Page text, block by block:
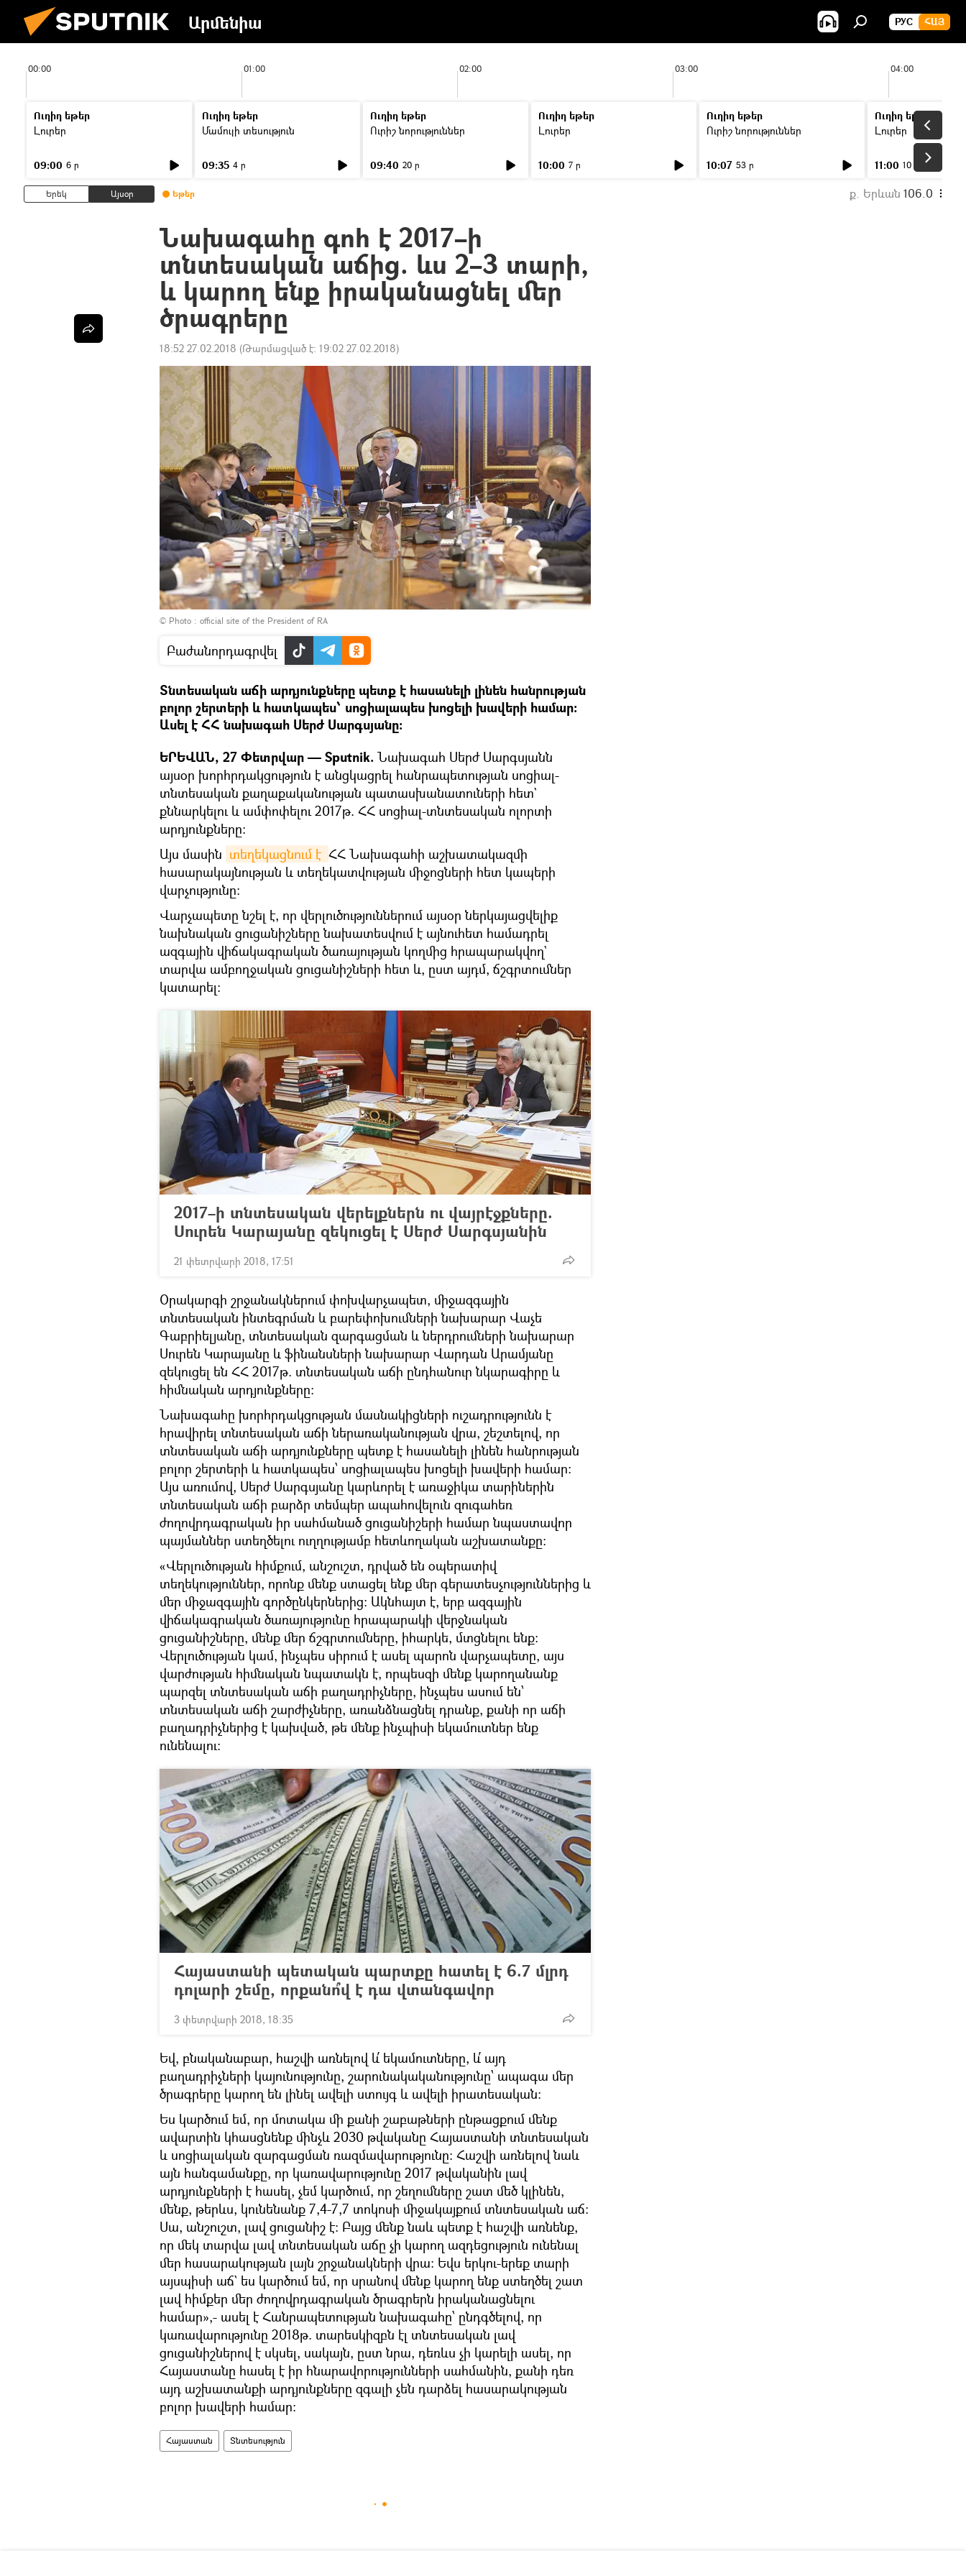
Արմենիա РУС ՀԱՅ
00:00 01:00 02:00 03:00 04:00
Ուղիղ եթեր
Լուրեր
09:00 6 ր
Ուղիղ եթեր
Մամուլի տեսություն
09:35 4 ր
Ուղիղ եթեր
Ուրիշ նորություններ
09:40 20 ր
Ուղիղ եթեր
Լուրեր
10:00 7 ր
Ուղիղ եթեր
Ուրիշ նորություններ
10:07 53 ր
Ուղիղ եթեր
Լուրեր
11:00 10 ր
Երեկ Այսօր Եթեր ք. Երևան 106.0
Նախագահը գոհ է 2017–ի
տնտեսական աճից. ևս 2–3 տարի,
և կարող ենք իրականացնել մեր
ծրագրերը
18:52 27.02.2018 (Թարմացված է: 19:02 27.02.2018)
© Photo : official site of the President of RA
Բաժանորդագրվել
Տնտեսական աճի արդյունքները պետք է հասանելի լինեն հանրության
բոլոր շերտերի և հատկապես՝ սոցիալապես խոցելի խավերի համար:
Ասել է ՀՀ նախագահ Սերժ Սարգսյանը։
ԵՐԵՎԱՆ, 27 Փետրվար — Sputnik. Նախագահ Սերժ Սարգսյանն
այսօր խորհրդակցություն է անցկացրել հանրապետության սոցիալ-
տնտեսական քաղաքականության պատասխանատուների հետ`
քննարկելու և ամփոփելու 2017թ. ՀՀ սոցիալ-տնտեսական ոլորտի
արդյունքները:
Այս մասին տեղեկացնում է ՀՀ Նախագահի աշխատակազմի
հասարակայնության և տեղեկատվության միջոցների հետ կապերի
վարչությունը։
Վարչապետը նշել է, որ վերլուծություններում այսօր ներկայացվելիք
նախնական ցուցանիշները նախատեսվում է այնուհետ համադրել
ազգային վիճակագրական ծառայության կողմից հրապարակվող`
տարվա ամբողջական ցուցանիշների հետ և, ըստ այդմ, ճշգրտումներ
կատարել:
2017–ի տնտեսական վերելքներն ու վայրէջքները.
Սուրեն Կարայանը զեկուցել է Սերժ Սարգսյանին
21 փետրվարի 2018, 17:51
Օրակարգի շրջանակներում փոխվարչապետ, միջազգային
տնտեսական ինտեգրման և բարեփոխումների նախարար Վաչե
Գաբրիելյանը, տնտեսական զարգացման և ներդրումների նախարար
Սուրեն Կարայանը և ֆինանսների նախարար Վարդան Արամյանը
զեկուցել են ՀՀ 2017թ. տնտեսական աճի ընդհանուր նկարագիրը և
հիմնական արդյունքները:
Նախագահը խորհրդակցության մասնակիցների ուշադրությունն է
հրավիրել տնտեսական աճի ներառականության վրա, շեշտելով, որ
տնտեսական աճի արդյունքները պետք է հասանելի լինեն հանրության
բոլոր շերտերի և հատկապես՝ սոցիալապես խոցելի խավերի համար:
Այս առումով, Սերժ Սարգսյանը կարևորել է առաջիկա տարիներին
տնտեսական աճի բարձր տեմպեր ապահովելուն զուգահեռ
ժողովրդագրական իր սահմանած ցուցանիշերի համար նպաստավոր
պայմաններ ստեղծելու ուղղությամբ հետևողական աշխատանքը:
«Վերլուծության հիմքում, անշուշտ, դրված են օպերատիվ
տեղեկություններ, որոնք մենք ստացել ենք մեր գերատեսչություններից և
մեր միջազգային գործընկերներից: Ակնհայտ է, երբ ազգային
վիճակագրական ծառայությունը հրապարակի վերջնական
ցուցանիշները, մենք մեր ճշգրտումները, իհարկե, մտցնելու ենք:
Վերլուծության կամ, ինչպես սիրում է ասել պարոն վարչապետը, այս
վարժության հիմնական նպատակն է, որպեսզի մենք կարողանանք
պարզել տնտեսական աճի բաղադրիչները, ինչպես ասում են՝
տնտեսական աճի շարժիչները, առանձնացնել դրանք, քանի որ աճի
բաղադրիչներից է կախված, թե մենք ինչպիսի եկամուտներ ենք
ունենալու:
Հայաստանի պետական պարտքը հատել է 6.7 մլրդ
դոլարի շեմը, որքանո՞վ է դա վտանգավոր
3 փետրվարի 2018, 18:35
Եվ, բնականաբար, հաշվի առնելով և՛ եկամուտները, և՛ այդ
բաղադրիչների կայունությունը, շարունակականությունը՝ ապագա մեր
ծրագրերը կարող են լինել ավելի ստույգ և ավելի իրատեսական:
Ես կարծում եմ, որ մոտակա մի քանի շաբաթների ընթացքում մենք
ավարտին կհասցնենք մինչև 2030 թվականը Հայաստանի տնտեսական
և սոցիալական զարգացման ռազմավարությունը: Հաշվի առնելով նաև
այն հանգամանքը, որ կառավարությունը 2017 թվականին լավ
արդյունքների է հասել, չեմ կարծում, որ շեղումները շատ մեծ կլինեն,
մենք, թերևս, կունենանք 7,4-7,7 տոկոսի միջակայքում տնտեսական աճ:
Սա, անշուշտ, լավ ցուցանիշ է: Բայց մենք նաև պետք է հաշվի առնենք,
որ մեկ տարվա լավ տնտեսական աճը չի կարող ազդեցություն ունենալ
մեր հասարակության լայն շրջանակների վրա: Եվս երկու-երեք տարի
այսպիսի աճ` ես կարծում եմ, որ սրանով մենք կարող ենք ստեղծել շատ
լավ հիմքեր մեր ժողովրդագրական ծրագրերն իրականացնելու
համար»,- ասել է Հանրապետության նախագահը՝ ընդգծելով, որ
կառավարությունը 2018թ. տարեսկիզբն էլ տնտեսական լավ
ցուցանիշներով է սկսել, սակայն, ըստ նրա, դեռևս չի կարելի ասել, որ
Հայաստանը հասել է իր հնարավորությունների սահմանին, քանի դեռ
այդ աշխատանքի արդյունքները զգալի չեն դարձել հասարակության
բոլոր խավերի համար:
Հայաստան Տնտեսություն